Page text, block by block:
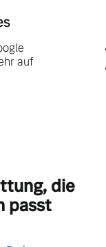
auf
die
passt